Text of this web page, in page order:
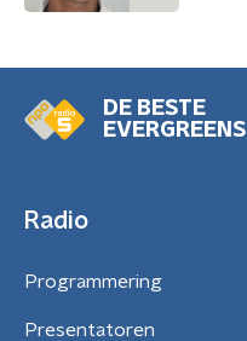
DE BESTE
EVERGREENS
Radio
Programmering
Presentatoren